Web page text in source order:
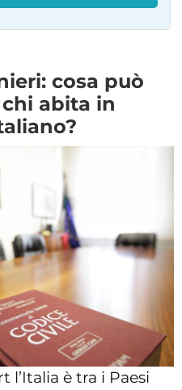
cosa può
abita in
l’Italia è tra i Paesi